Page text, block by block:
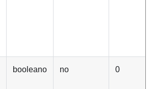
booleano no 0